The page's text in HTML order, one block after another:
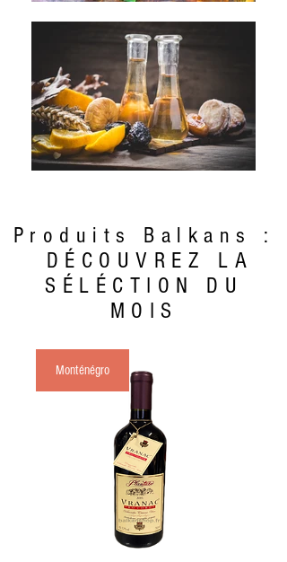
Produits Balkans
:
DÉCOUVREZ LA
SÉLÉCTION DU
MOIS
Monténégro